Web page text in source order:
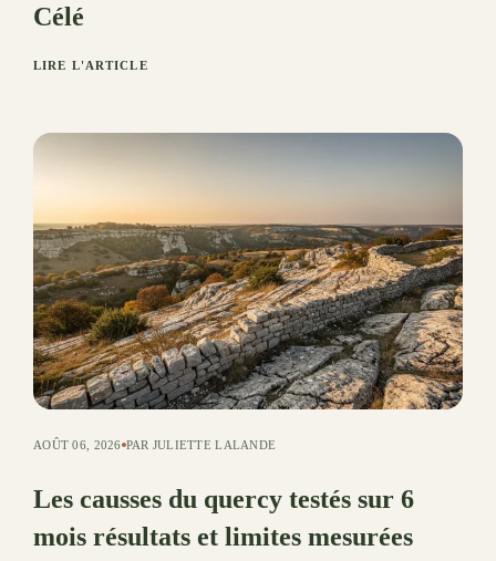
Célé
LIRE L'ARTICLE
AOÛT 06, 2026 PAR JULIETTE LALANDE
Les causses du quercy testés sur 6
mois résultats et limites mesurées